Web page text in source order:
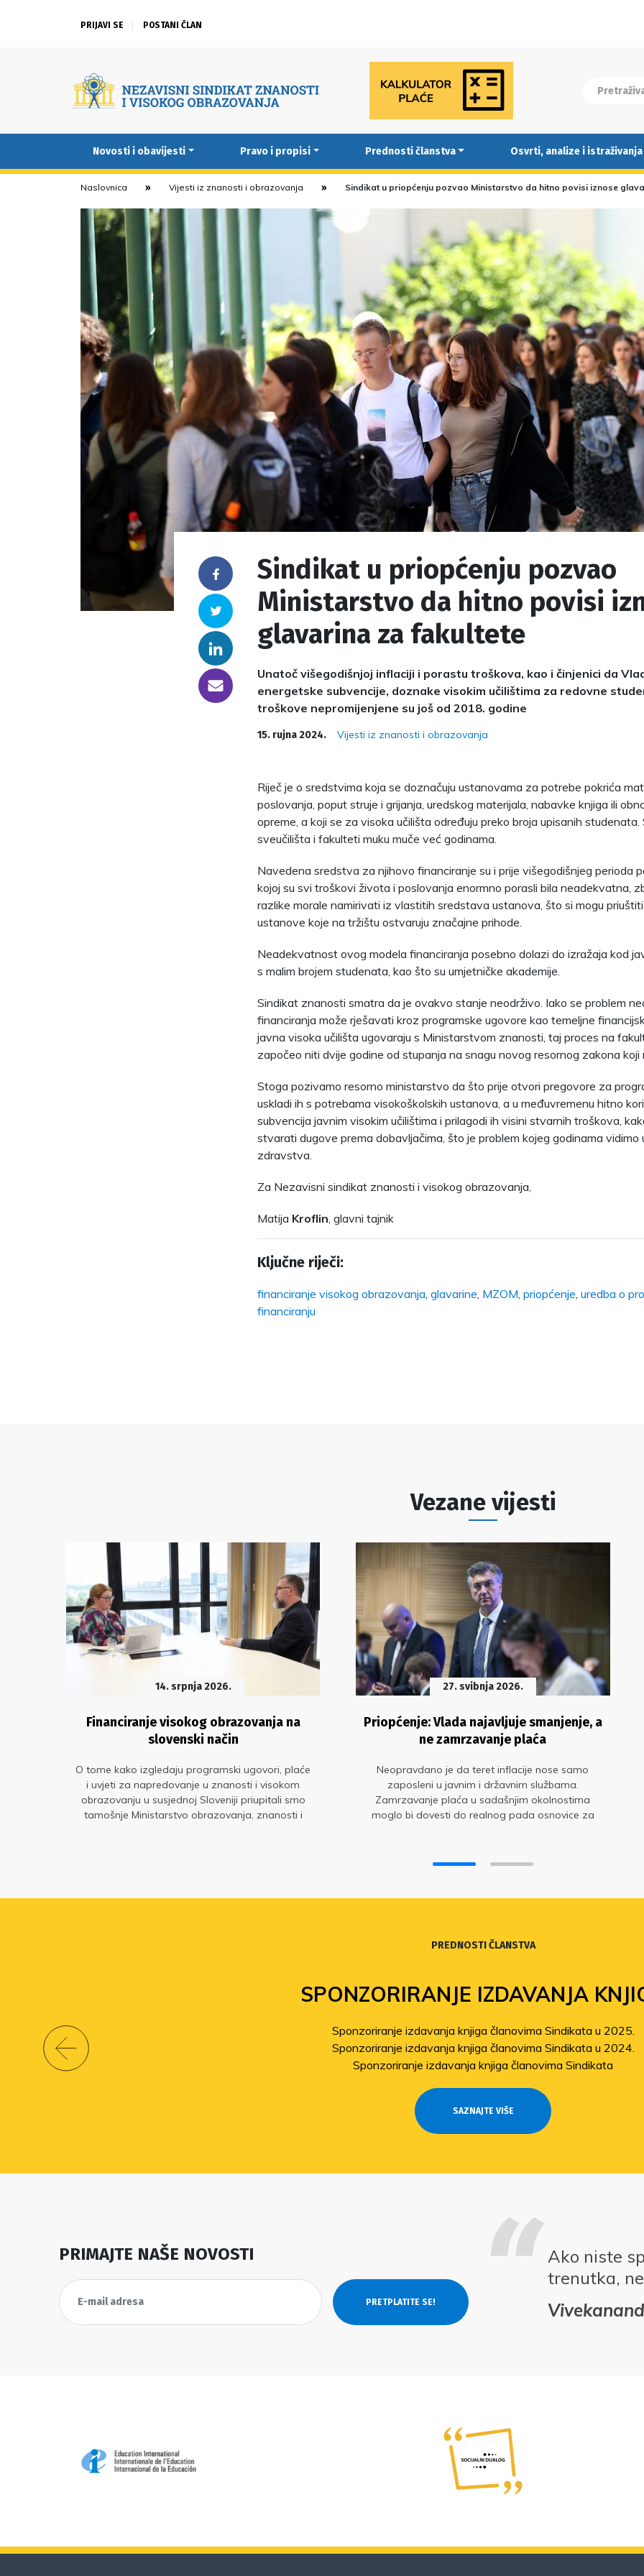
PRIJAVI SE POSTANI ČLAN
Novosti i obavijesti Pravo i propisi Prednosti članstva Osvrti, analize i istraživanja
Naslovnica Vijesti iz znanosti i obrazovanja Sindikat u priopćenju pozvao Ministarstvo da hitno povisi iznose
Facebook
Twitter
Linkedin
someone@yoursite.com
Sindikat u priopćenju pozvao
Ministarstvo da hitno povisi
glavarina za fakultete
Unatoč višegodišnjoj inflaciji i porastu troškova, kao i činjenici da
energetske subvencije, doznake visokim učilištima za redovne
troškove nepromijenjene su još od 2018. godine
15. rujna 2024. Vijesti iz znanosti i obrazovanja
Riječ je o sredstvima koja se doznačuju ustanovama za potrebe pokrića
poslovanja, poput struje i grijanja, uredskog materijala, nabavke knjiga ili
opreme, a koji se za visoka učilišta određuju preko broja upisanih
sveučilišta i fakulteti muku muče već godinama.
Navedena sredstva za njihovo financiranje su i prije višegodišnjeg perioda
kojoj su svi troškovi života i poslovanja enormno porasli bila neadekvatna,
razlike morale namirivati iz vlastitih sredstava ustanova, što si mogu
ustanove koje na tržištu ostvaruju značajne prihode.
Neadekvatnost ovog modela financiranja posebno dolazi do izražaja kod
s malim brojem studenata, kao što su umjetničke akademije.
Sindikat znanosti smatra da je ovakvo stanje neodrživo. Iako se problem
financiranja može rješavati kroz programske ugovore kao temeljne
javna visoka učilišta ugovaraju s Ministarstvom znanosti, taj proces na
započeo niti dvije godine od stupanja na snagu novog resornog zakona koji
Stoga pozivamo resorno ministarstvo da što prije otvori pregovore za
uskladi ih s potrebama visokoškolskih ustanova, a u međuvremenu hitno
subvencija javnim visokim učilištima i prilagodi ih visini stvarnih troškova,
stvarati dugove prema dobavljačima, što je problem kojeg godinama vidimo
zdravstva.
Za Nezavisni sindikat znanosti i visokog obrazovanja,
Matija Kroflin, glavni tajnik
Ključne riječi:
financiranje visokog obrazovanja, glavarine, MZOM, priopćenje, uredba o
financiranju
Vezane vijesti
14. srpnja 2026.
Financiranje visokog obrazovanja na
slovenski način
O tome kako izgledaju programski ugovori, plaće
i uvjeti za napredovanje u znanosti i visokom
obrazovanju u susjednoj Sloveniji priupitali smo
tamošnje Ministarstvo obrazovanja, znanosti i
27. svibnja 2026.
Priopćenje: Vlada najavljuje smanjenje, a
ne zamrzavanje plaća
Neopravdano je da teret inflacije nose samo
zaposleni u javnim i državnim službama.
Zamrzavanje plaća u sadašnjim okolnostima
moglo bi dovesti do realnog pada osnovice za
PREDNOSTI ČLANSTVA
SPONZORIRANJE IZDAVANJA
Sponzoriranje izdavanja knjiga članovima Sindikata u 2025.
Sponzoriranje izdavanja knjiga članovima Sindikata u 2024.
Sponzoriranje izdavanja knjiga članovima Sindikata
SAZNAJTE VIŠE
PRIMAJTE NAŠE NOVOSTI
Ako niste
trenutka,